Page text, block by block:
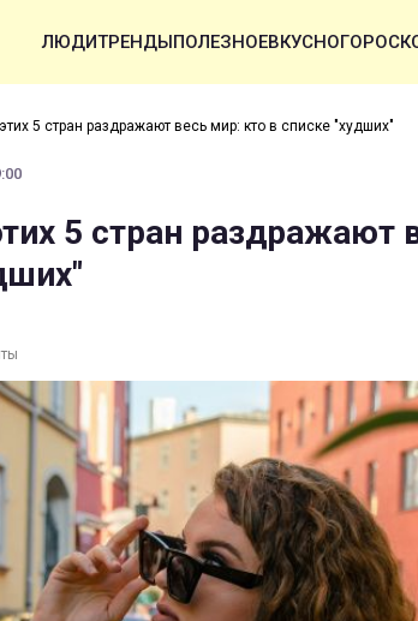
ЛЮДИТРЕНДЫПОЛЕЗНОЕВКУСНО
5 стран раздражают весь мир: кто в списке "худших"
5 стран раздражают